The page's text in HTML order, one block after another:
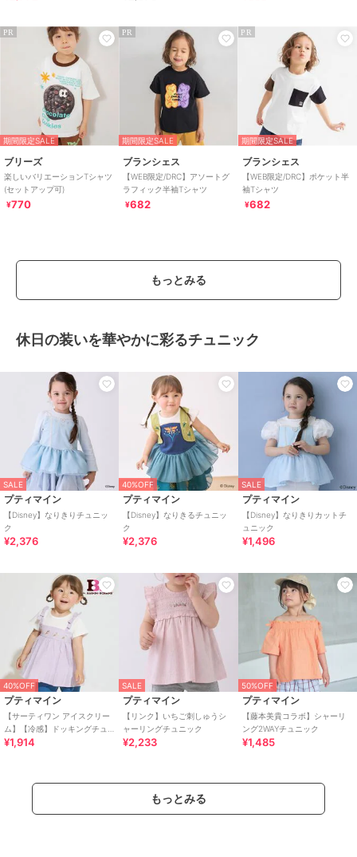
PR
期間限定SALE
ブリーズ
楽しいバリエーションTシャツ
(セットアップ可)
¥770
PR
期間限定SALE
ブランシェス
【WEB限定/DRC】アソートグ
ラフィック半袖Tシャツ
¥682
PR
期間限定SALE
ブランシェス
【WEB限定/DRC】ポケット半
袖Tシャツ
¥682
もっとみる
休日の装いを華やかに彩るチュニック
SALE
プティマイン
【Disney】なりきりチュニッ
ク
¥2,376
40%OFF
プティマイン
【Disney】なりきるチュニッ
ク
¥2,376
SALE
プティマイン
【Disney】なりきりカットチ
ュニック
¥1,496
40%OFF
プティマイン
【サーティワン アイスクリー
ム】【冷感】ドッキングチュ
ニック
¥1,914
SALE
プティマイン
【リンク】いちご刺しゅうシ
ャーリングチュニック
¥2,233
50%OFF
プティマイン
【藤本美貴コラボ】シャーリ
ング2WAYチュニック
¥1,485
もっとみる